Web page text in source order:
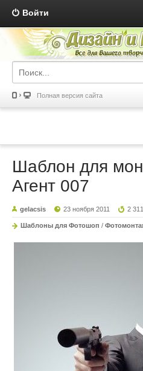
Войти
Полная версия сайта
Шаблон для
Агент 007
gelacsis 23 ноября 2011 2 311
Шаблоны для Фотошоп /